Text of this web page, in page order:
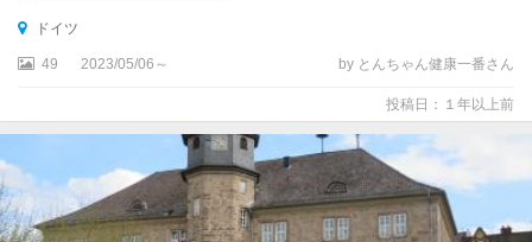
ン
ヴ
ェ
ー
ビ
ドイツ
49 2023/05/06～ by とんちゃん健康一番さん
投稿日：１年以上前